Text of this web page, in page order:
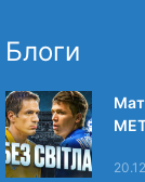
Блоги